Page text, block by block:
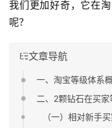
我们更加好奇，它在
呢？
文章导航
一、淘宝等级体系
二、2颗钻石在买
（一）相对新手